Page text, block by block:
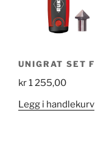
UNIGRAT SET F
kr1 255,00
Legg i handlekurv